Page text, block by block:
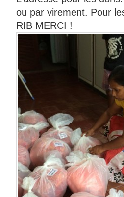
ou par virement. Pour
RIB MERCI !